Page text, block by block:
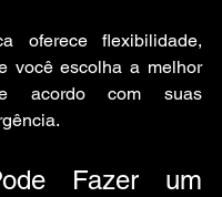
oferece flexibilidade,
você escolha a melhor
acordo com suas
Fazer um